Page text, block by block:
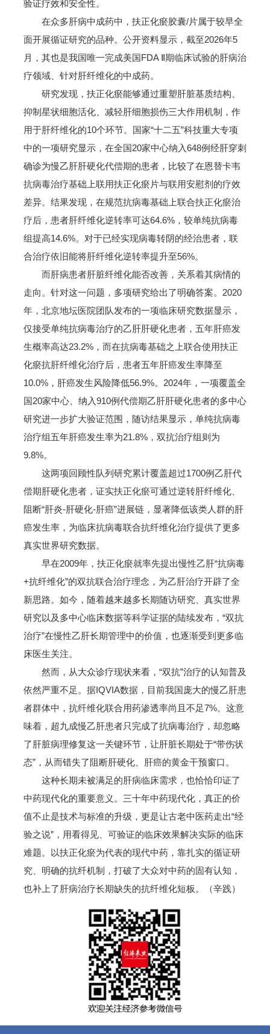
验证疗效和安全性。
在众多肝病中成药中，扶正化瘀胶囊/片属于较早全
面开展循证研究的品种。公开资料显示，截至2026年5
月，其也是我国唯一完成美国FDA Ⅱ期临床试验的肝病治
疗领域、针对肝纤维化的中成药。
研究发现，扶正化瘀能够通过重塑肝脏基质结构、
抑制星状细胞活化、减轻肝细胞损伤三大作用机制，作
用于肝纤维化的10个环节。国家“十二五”科技重大专项
中的一项研究显示，在全国20家中心纳入648例经肝穿刺
确诊为慢乙肝肝硬化代偿期的患者，比较了在恩替卡韦
抗病毒治疗基础上联用扶正化瘀片与联用安慰剂的疗效
差异。结果发现，在规范抗病毒基础上联合扶正化瘀治
疗后，患者肝纤维化逆转率可达64.6%，较单纯抗病毒
组提高14.6%。对于已经实现病毒转阴的经治患者，联
合治疗依旧能将肝纤维化逆转率提升至56%。
而肝病患者肝脏纤维化能否改善，关系着其病情的
走向。针对这一问题，多项研究给出了明确答案。2020
年，北京地坛医院团队发布的一项临床研究数据显示，
仅接受单纯抗病毒治疗的乙肝肝硬化患者，五年肝癌发
生概率高达23.2%，而在抗病毒基础之上联合使用扶正
化瘀抗肝纤维化治疗后，患者五年肝癌发生率降至
10.0%，肝癌发生风险降低56.9%。2024年，一项覆盖全
国20家中心、纳入910例代偿期乙肝肝硬化患者的多中心
研究进一步扩大验证范围，随访结果显示，单纯抗病毒
治疗组五年肝癌发生率为21.8%，双抗治疗组则为
9.8%。
这两项回顾性队列研究累计覆盖超过1700例乙肝代
偿期肝硬化患者，证实扶正化瘀可通过逆转肝纤维化、
阻断“肝炎-肝硬化-肝癌”进展链，显著降低该类人群的肝
癌发生率，为临床抗病毒联合抗纤维化治疗提供了更多
真实世界研究数据。
早在2009年，扶正化瘀就率先提出慢性乙肝“抗病毒
+抗纤维化”的双抗联合治疗理念，为乙肝治疗开辟了全
新思路。如今，随着越来越多长期随访研究、真实世界
研究以及多中心临床数据等科学证据的陆续发布，“双抗
治疗”在慢性乙肝长期管理中的价值，也逐渐受到更多临
床医生关注。
然而，从大众诊疗现状来看，“双抗”治疗的认知普及
依然严重不足。据IQVIA数据，目前我国庞大的慢乙肝患
者群体中，抗纤维化联合用药渗透率尚且不足7%。这意
味着，超九成慢乙肝患者只完成了抗病毒治疗，却忽略
了肝脏病理修复这一关键环节，让肝脏长期处于“带伤状
态”，从而错失了阻断肝硬化、肝癌的黄金干预窗口。
这种长期未被满足的肝病临床需求，也恰恰印证了
中药现代化的重要意义。三十年中药现代化，真正的价
值不止是技术与标准的升级，更是让古老中医药走出“经
验之说”，用看得见、可验证的临床效果解决实际的临床
难题。以扶正化瘀为代表的现代中药，靠扎实的循证研
究、明确的抗纤机制，打破了大众对中药的固有认知，
也补上了肝病治疗长期缺失的抗纤维化短板。（辛践）